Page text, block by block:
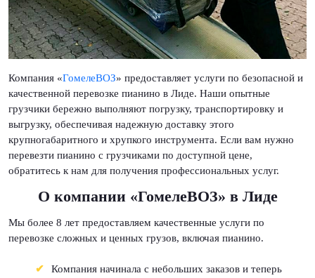
Компания «ГомелеВОЗ» предоставляет услуги по безопасной и
качественной перевозке пианино в Лиде. Наши опытные
грузчики бережно выполняют погрузку, транспортировку и
выгрузку, обеспечивая надежную доставку этого
крупногабаритного и хрупкого инструмента. Если вам нужно
перевезти пианино с грузчиками по доступной цене,
обратитесь к нам для получения профессиональных услуг.
О компании «ГомелеВОЗ» в Лиде
Мы более 8 лет предоставляем качественные услуги по
перевозке сложных и ценных грузов, включая пианино.
Компания начинала с небольших заказов и теперь